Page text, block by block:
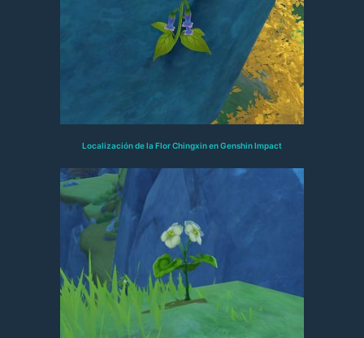
Localización de la Flor Chingxin en Genshin Impact